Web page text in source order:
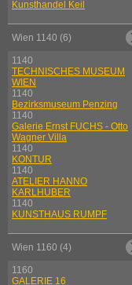
Kunsthandel Keil
Wien 1140 (6)
1140
TECHNISCHES MUSEUM
WIEN
1140
Bezirksmuseum Penzing
1140
Galerie Ernst FUCHS - Otto
Wagner Villa
1140
KONTUR
1140
ATELIER HANNO
KARLHUBER
1140
KUNSTHAUS RUMPF
Wien 1160 (4)
1160
GALERIE 16